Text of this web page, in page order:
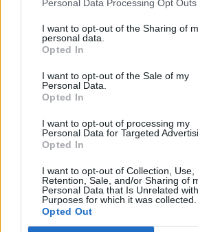
Personal Data Processing Opt Outs
I want to opt-out of the Sharing of
personal data.
Opted In
I want to opt-out of the Sale of my
Personal Data.
Opted In
I want to opt-out of processing my
Personal Data for Targeted
Opted In
I want to opt-out of Collection, Use,
Retention, Sale, and/or Sharing of
Personal Data that Is Unrelated
Purposes for which it was collected.
Opted Out
Bemutatkozás: Magas színvonalú
néprajzi tárgyak értékesítése és
gyűjtemények árverezése. Ingyenes
GALÉRIA TOVÁBBI MŰTÁRGYAI
KAPCSOLÓDÓ MŰTÁRGYAK